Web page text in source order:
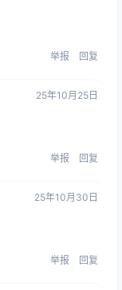
举报 回复
25年10月25日
举报 回复
25年10月30日
举报 回复